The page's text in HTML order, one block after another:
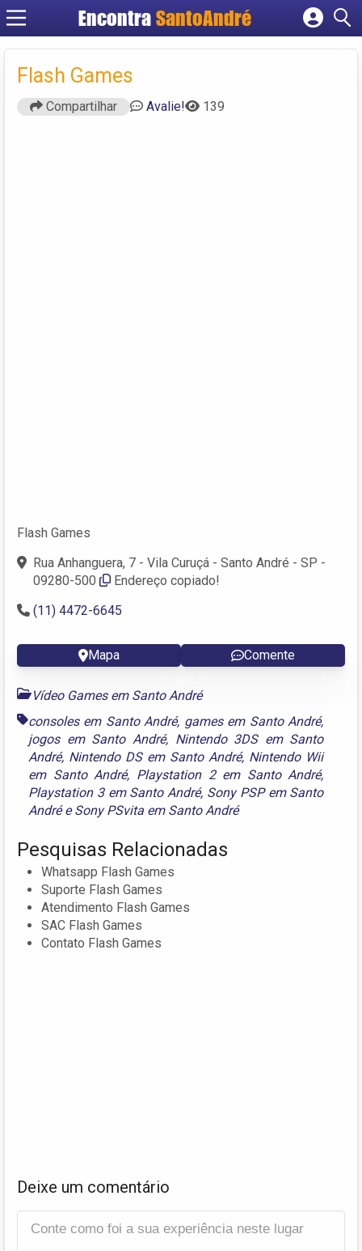
Encontra SantoAndré
Cadastrar empresa
Flash Games
Compartilhar Avalie! 139
Flash Games
Rua Anhanguera, 7 - Vila Curuçá - Santo André - SP -
09280-500
Endereço copiado!
(11) 4472-6645
Mapa Comente
Vídeo Games em Santo André
consoles em Santo André, games em Santo André,
jogos em Santo André, Nintendo 3DS em Santo
André, Nintendo DS em Santo André, Nintendo Wii
em Santo André, Playstation 2 em Santo André,
Playstation 3 em Santo André, Sony PSP em Santo
AndréeSony PSvita em Santo André
Pesquisas Relacionadas
Whatsapp Flash Games
Suporte Flash Games
Atendimento Flash Games
SAC Flash Games
Contato Flash Games
Deixe um comentário